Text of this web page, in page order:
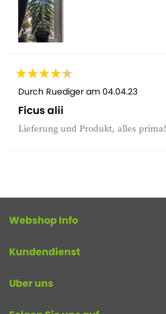
Durch Ruediger am 04.04.23
Ficus alii
Lieferung und Produkt, alles prima!
Webshop Info
Kundendienst
Uber uns